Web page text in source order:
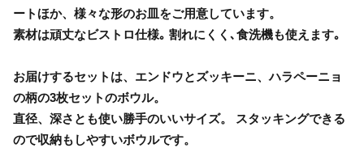
ートほか、様々な形のお皿をご用意しています。
素材は頑丈なビストロ仕様｡ 割れにくく､食洗機も使えます｡
お届けするセットは、エンドウとズッキーニ、ハラペーニョ
の柄の3枚セットのボウル。
直径、深さとも使い勝手のいいサイズ。 スタッキングできる
ので収納もしやすいボウルです。